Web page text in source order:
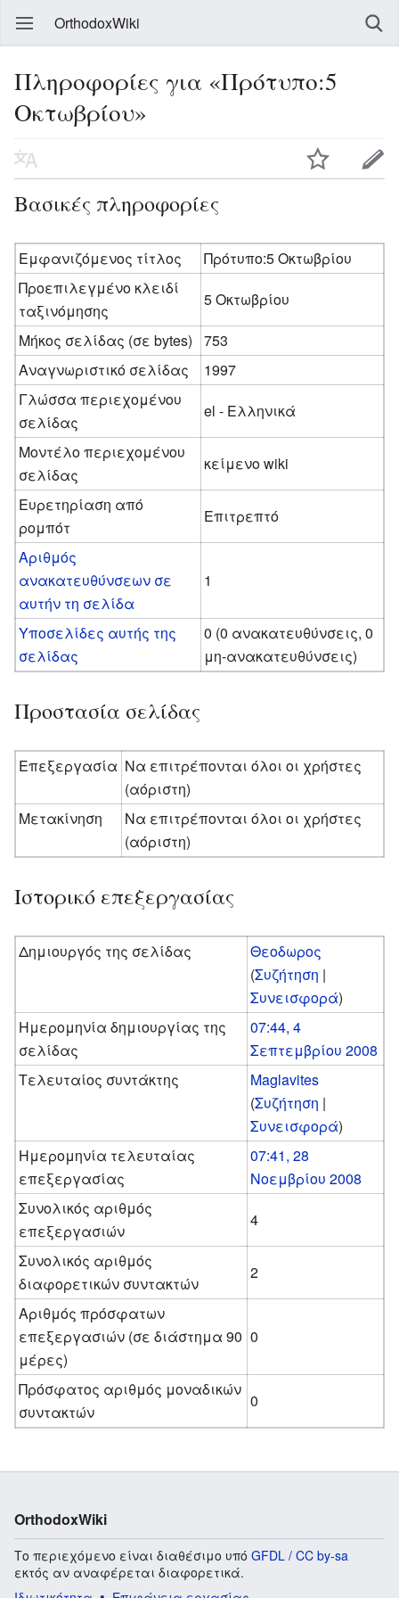
OrthodoxWiki
Πληροφορίες για «Πρότυπο:5
Οκτωβρίου»
Βασικές πληροφορίες
Εμφανιζόμενος τίτλος
Πρότυπο:5 Οκτωβρίου
Προεπιλεγμένο κλειδί
ταξινόμησης
5 Οκτωβρίου
Μήκος σελίδας (σε bytes)
753
Αναγνωριστικό σελίδας
1997
Γλώσσα περιεχομένου
σελίδας
el - Ελληνικά
Μοντέλο περιεχομένου
σελίδας
κείμενο wiki
Ευρετηρίαση από
ρομπότ
Επιτρεπτό
Αριθμός
ανακατευθύνσεων σε
αυτήν τη σελίδα
1
Υποσελίδες αυτής της
σελίδας
0 (0 ανακατευθύνσεις, 0
μη-ανακατευθύνσεις)
Προστασία σελίδας
Επεξεργασία Να επιτρέπονται όλοι οι χρήστες
(αόριστη)
Μετακίνηση
Να επιτρέπονται όλοι οι χρήστες
(αόριστη)
Ιστορικό επεξεργασίας
Δημιουργός της σελίδας
Θεοδωρος
(Συζήτηση |
Συνεισφορά)
Ημερομηνία δημιουργίας της
σελίδας
07:44, 4
Σεπτεμβρίου 2008
Τελευταίος συντάκτης
Maglavites
(Συζήτηση |
Συνεισφορά)
Ημερομηνία τελευταίας
επεξεργασίας
07:41, 28
Νοεμβρίου 2008
Συνολικός αριθμός
επεξεργασιών
4
Συνολικός αριθμός
διαφορετικών συντακτών
2
Αριθμός πρόσφατων
επεξεργασιών (σε διάστημα 90
μέρες)
0
Πρόσφατος αριθμός μοναδικών
συντακτών
0
OrthodoxWiki
Το περιεχόμενο είναι διαθέσιμο υπό GFDL / CC by-sa
εκτός αν αναφέρεται διαφορετικά.